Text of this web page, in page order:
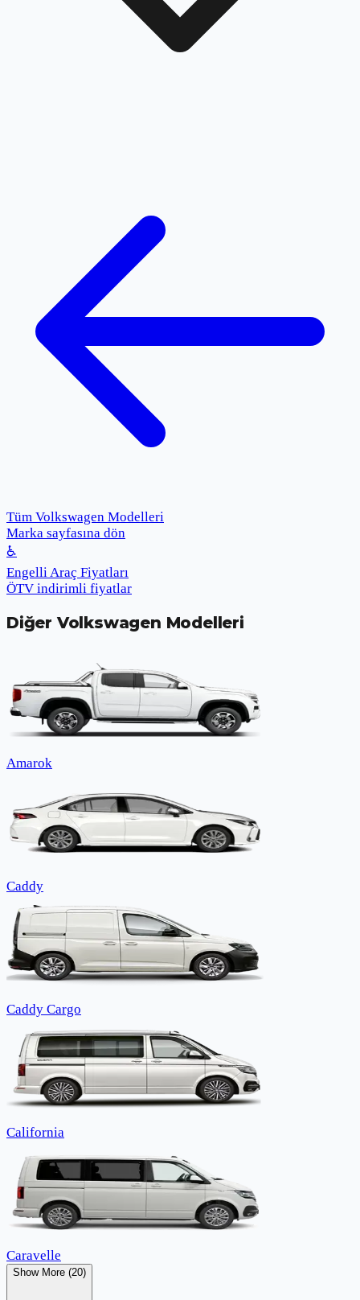
Tüm Volkswagen Modelleri
Marka sayfasına dön
♿
Engelli Araç Fiyatları
ÖTV indirimli fiyatlar
Diğer Volkswagen Modelleri
Amarok
Caddy
Caddy Cargo
California
Caravelle
Show More (20)